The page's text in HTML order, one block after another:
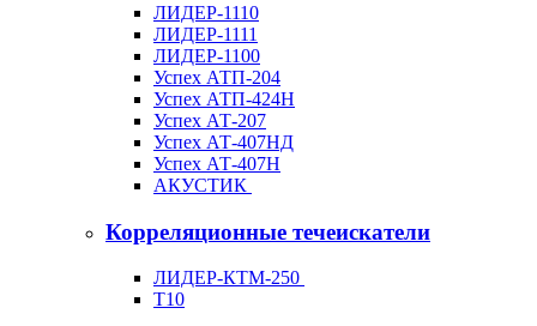
ЛИДЕР-1110
ЛИДЕР-1111
ЛИДЕР-1100
Успех АТП-204
Успех АТП-424Н
Успех АТ-207
Успех АТ-407НД
Успех АТ-407Н
АКУСТИК
Корреляционные течеискатели
ЛИДЕР-КТМ-250
Т10